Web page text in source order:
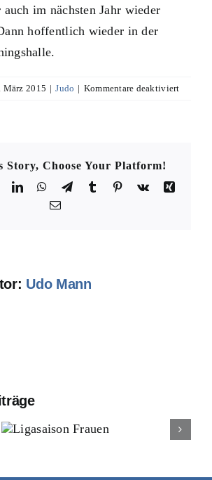
im nächsten Jahr wieder
hoffentlich wieder in der
März 2015 | Judo | Kommentare deaktiviertfür
Story, Choose Your Platform!
LinkedInWhatsApp
TelegramTumblr Pinterest
Vk
Xing
E-
Udo Mann
DEM